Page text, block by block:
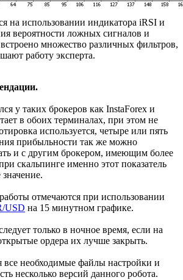
на использовании индикатора iRSI и
вероятности ложных сигналов и
множество различных фильтров,
работу эксперта.
у таких брокеров как InstaForex и
в обоих терминалах, при этом не
используется, четыре или пять
прибыльности так же можно
и с другим брокером, имеющим более
скальпинге именно этот показатель
отмечаются при использовании
USD на 15 минутном графике.
только в ночное время, если на
ордера их лучше закрыть.
все необходимые файлы настройки и
несколько версий данного робота.